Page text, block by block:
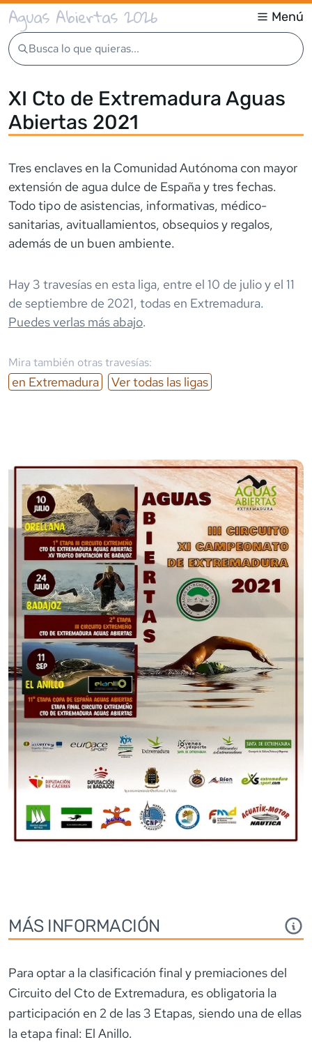
Aguas Abiertas 2026 Menú
Busca lo que quieras...
XI Cto de Extremadura Aguas
Abiertas 2021
Tres enclaves en la Comunidad Autónoma con mayor
extensión de agua dulce de España y tres fechas.
Todo tipo de asistencias, informativas, médico-
sanitarias, avituallamientos, obsequios y regalos,
además de un buen ambiente.
Hay 3 travesías en esta liga, entre el 10 de julioy el 11
de septiembre de 2021, todas en Extremadura.
Puedes verlas más abajo.
Mira también otras travesías:
en Extremadura Ver todas las ligas
MÁS INFORMACIÓN
Para optar a la clasificación final y premiaciones del
Circuito del Cto de Extremadura, es obligatoria la
participación en 2 de las 3 Etapas, siendo una de ellas
la etapa final: El Anillo.